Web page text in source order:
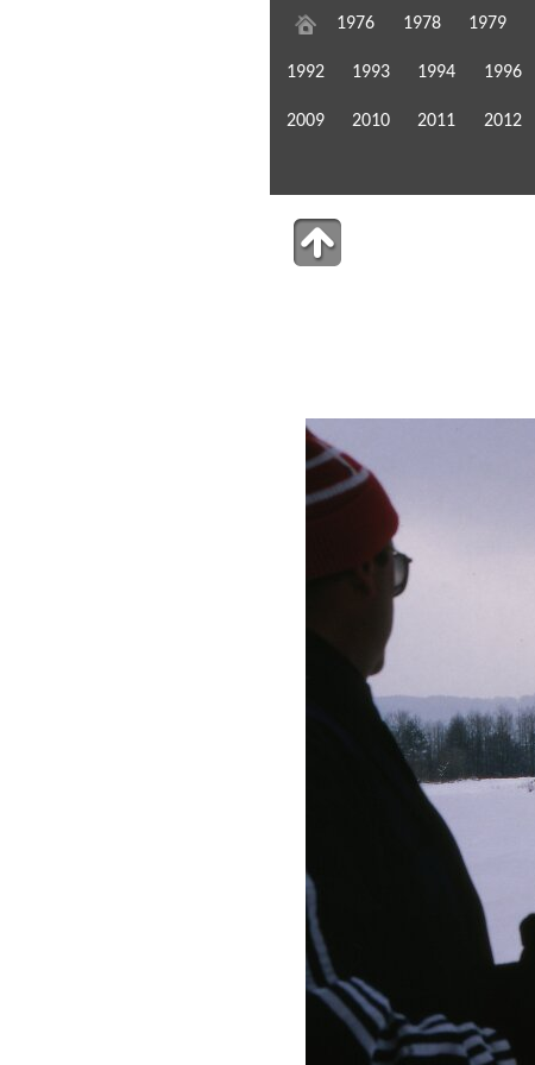
1976 1978 1979
1992 1993 1994 1996
2009 2010 2011 2012